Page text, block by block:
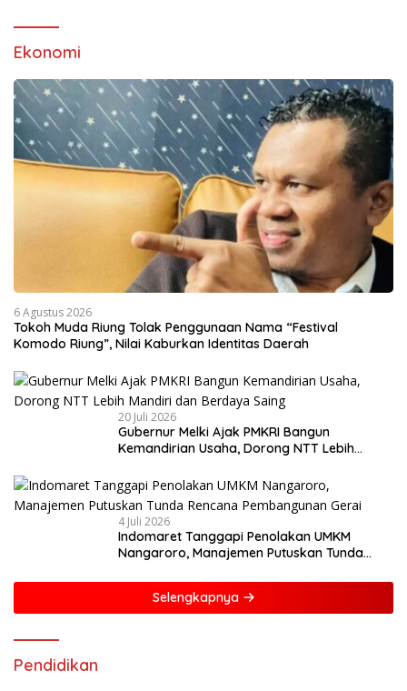
Ekonomi
6 Agustus 2026
Tokoh Muda Riung Tolak Penggunaan Nama “Festival
Komodo Riung”, Nilai Kaburkan Identitas Daerah
20 Juli 2026
Gubernur Melki Ajak PMKRI Bangun
Kemandirian Usaha, Dorong NTT Lebih
4 Juli 2026
Indomaret Tanggapi Penolakan UMKM
Nangaroro, Manajemen Putuskan Tunda
Selengkapnya
Pendidikan